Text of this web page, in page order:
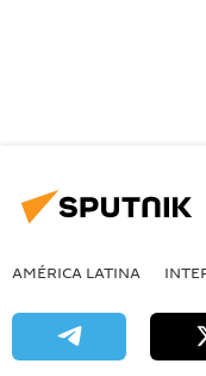
AMÉRICA LATINA